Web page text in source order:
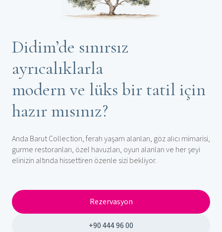
Didim’de sınırsız
ayrıcalıklarla
modern ve lüks bir tatil için
hazır mısınız?
Anda Barut Collection, ferah yaşam alanları, göz alıcı mimarisi,
gurme restoranları, özel havuzları, oyun alanları ve her şeyi
elinizin altında hissettiren özenle sizi bekliyor.
Rezervasyon
+90 444 96 00